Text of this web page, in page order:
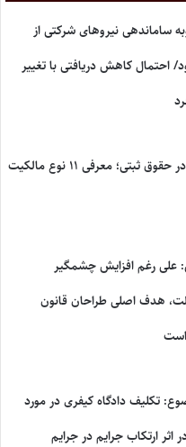
ساماندهی نیروهای شرکتی از
احتمال کاهش دریافتی با تغییر
انواع مالکیت املاک در حقوق ثبتی؛ معرفی ۱۱ نوع مالکیت
علی رغم افزایش چشمگیر
هدف اصلی طراحان قانون
تکلیف دادگاه کیفری در مورد
اثر ارتکاب جرایم در جرایم